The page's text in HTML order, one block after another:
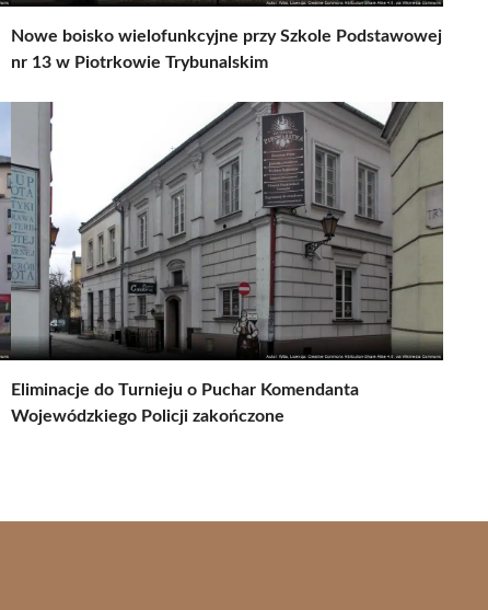
Nowe boisko wielofunkcyjne przy Szkole Podstawowej
nr 13 w Piotrkowie Trybunalskim
Eliminacje do Turnieju o Puchar Komendanta
Wojewódzkiego Policji zakończone